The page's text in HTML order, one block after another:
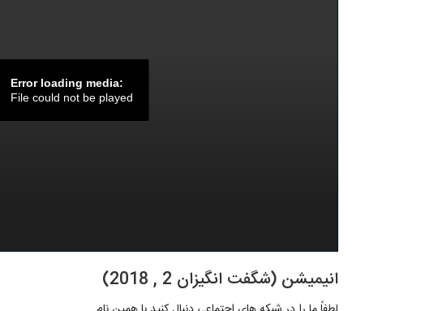
Error loading media:
File could not be played
انیمیشن (شگفت انگیزان 2 , 2018)